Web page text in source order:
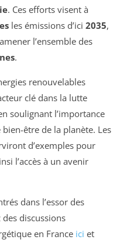
. Ces efforts visent à
les émissions d’ici 2035,
l’ensemble des
.
renouvelables
clé dans la lutte
soulignant l’importance
être de la planète. Les
d’exemples pour
l’accès à un avenir
dans l’essor des
discussions
en France ici et